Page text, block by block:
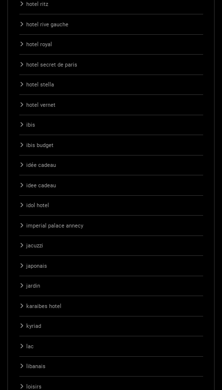
hotel ritz
hotel rive gauche
hotel royal
hotel secret de paris
hotel stella
hotel vernet
ibis
ibis budget
idée cadeau
idee cadeau
idol hotel
imperial palace annecy
jacuzzi
japonais
jardin
karaibes hotel
kyriad
lac
libanais
loisirs